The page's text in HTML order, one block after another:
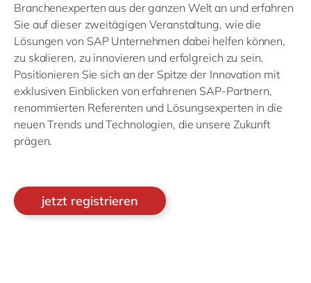
Branchenexperten aus der ganzen Welt an und erfahren
Sie auf dieser zweitägigen Veranstaltung, wie die
Lösungen von SAP Unternehmen dabei helfen können,
zu skalieren, zu innovieren und erfolgreich zu sein.
Positionieren Sie sich an der Spitze der Innovation mit
exklusiven Einblicken von erfahrenen SAP-Partnern,
renommierten Referenten und Lösungsexperten in die
neuen Trends und Technologien, die unsere Zukunft
prägen.
jetzt registrieren